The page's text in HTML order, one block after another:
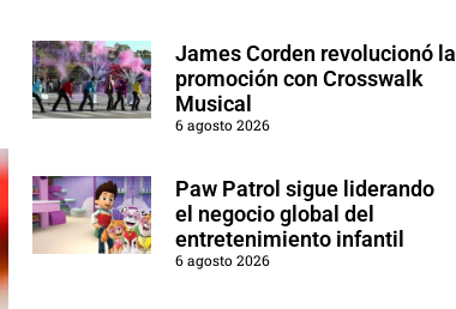
James Corden revolucionó la
promoción con Crosswalk
Musical
6 agosto 2026
Paw Patrol sigue liderando
el negocio global del
entretenimiento infantil
6 agosto 2026